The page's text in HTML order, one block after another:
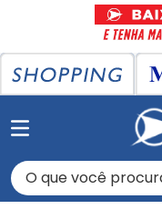
O que você procura?